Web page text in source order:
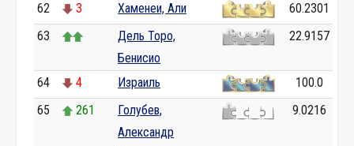
62 3 Хаменеи, Али
60.2301
63
Дель Торо,
Бенисио
22.9157
64 4 Израиль
100.0
65
261
Голубев,
Александр
9.0216